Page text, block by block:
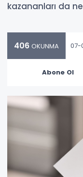
kazananları da
406 OKUNMA 07-
Abone Ol